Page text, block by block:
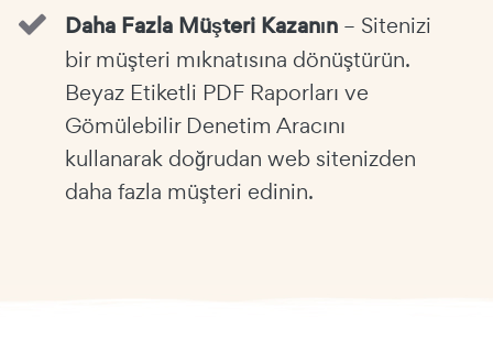
Daha Fazla Müşteri Kazanın – Sitenizi
bir müşteri mıknatısına dönüştürün.
Beyaz Etiketli PDF Raporları ve
Gömülebilir Denetim Aracını
kullanarak doğrudan web sitenizden
daha fazla müşteri edinin.